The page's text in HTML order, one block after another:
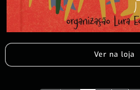
Ver na loja